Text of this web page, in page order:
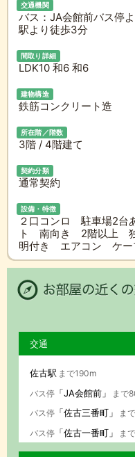
交通機関
バス：JA会館前バス停
駅より徒歩3分
間取り詳細
LDK10 和6 和6
建物構造
鉄筋コンクリート造
所在階／階数
3階 / 4階建て
契約分類
通常契約
設備・特徴
２口コンロ 駐車場2
ト 南向き 2階以上
明付き エアコン ケ
交通
佐古駅 まで190m
バス停「JA会館前」
まで
バス停「佐古三番町」
ま
バス停「佐古一番町」 ま